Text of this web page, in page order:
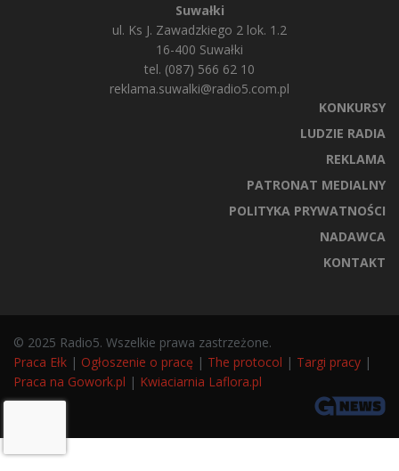
Suwałki
ul. Ks J. Zawadzkiego 2 lok. 1.2
16-400 Suwałki
tel. (087) 566 62 10
reklama.suwalki@radio5.com.pl
KONKURSY
LUDZIE RADIA
REKLAMA
PATRONAT MEDIALNY
POLITYKA PRYWATNOŚCI
NADAWCA
KONTAKT
© 2025 Radio5. Wszelkie prawa zastrzeżone.
Praca Ełk | Ogłoszenie o pracę | The protocol | Targi pracy |
Praca na Gowork.pl | Kwiaciarnia Laflora.pl